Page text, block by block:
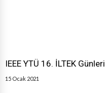
IEEE YTÜ 16. İLTEK Günleri
15 Ocak 2021